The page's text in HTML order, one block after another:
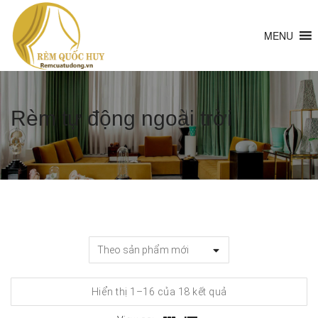
MENU
Rèm tự động ngoài trời
Hiển thị 1–16 của 18 kết quả
sắp